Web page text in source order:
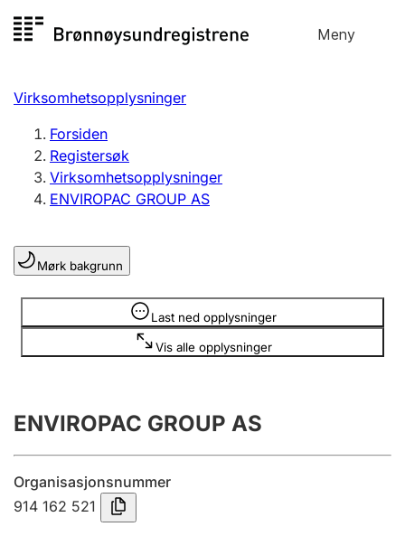
til
Meny
Registersøk
Aksjeselskap
Enkeltpersonforetak
Registrere, endre, slette
Lag og forening
Registrere, endre, slette
Årsregnskap
Innsending og forsinkelsesgebyr
Tinglysing
Virksomhetsopplysninger
Forsiden
Registersøk
Virksomhetsopplysninger
ENVIROPAC GROUP AS
Mørk bakgrunn
Last ned opplysninger
Vis alle opplysninger
Opplysninger er skjult
ENVIROPAC GROUP AS
Organisasjonsnummer
914 162 521